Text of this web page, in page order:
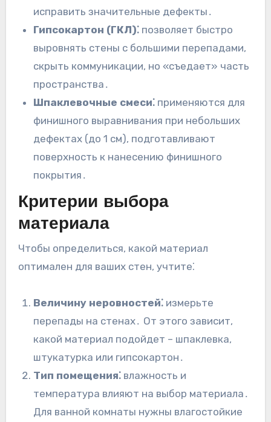
исправить значительные дефекты․
Гипсокартон (ГКЛ)⁚ позволяет быстро
выровнять стены с большими перепадами,
скрыть коммуникации, но «съедает» часть
пространства․
Шпаклевочные смеси⁚ применяются для
финишного выравнивания при небольших
дефектах (до 1 см), подготавливают
поверхность к нанесению финишного
покрытия․
Критерии выбора
материала
Чтобы определиться, какой материал
оптимален для ваших стен, учтите⁚
Величину неровностей⁚ измерьте
перепады на стенах․ От этого зависит,
какой материал подойдет – шпаклевка,
штукатурка или гипсокартон․
Тип помещения⁚ влажность и
температура влияют на выбор материала․
Для ванной комнаты нужны влагостойкие